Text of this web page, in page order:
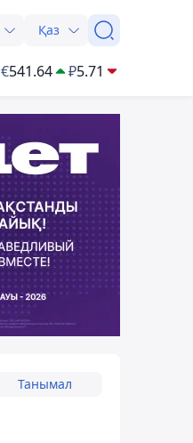
Қаз
€541.64 ₽5.71
Танымал